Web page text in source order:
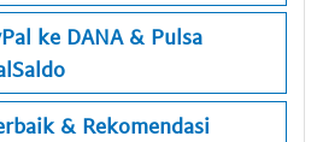
ke DANA & Pulsa
& Rekomendasi